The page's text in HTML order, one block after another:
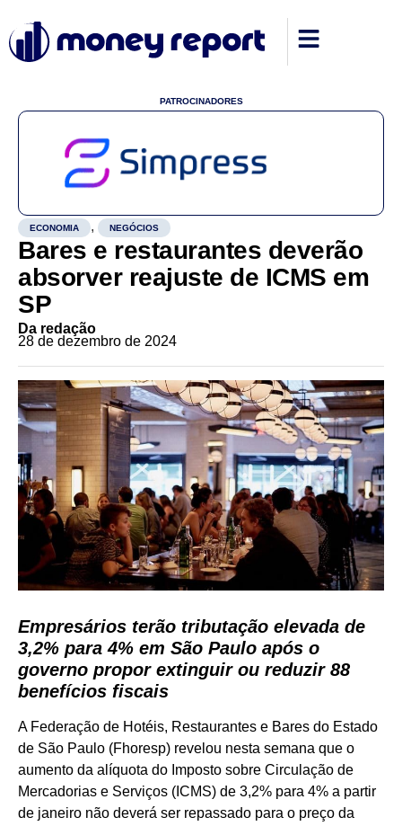
PATROCINADORES
ECONOMIA , NEGÓCIOS
Bares e restaurantes deverão
absorver reajuste de ICMS em
SP
Da redação
28 de dezembro de 2024
Empresários terão tributação elevada de
3,2% para 4% em São Paulo após o
governo propor extinguir ou reduzir 88
benefícios fiscais
A Federação de Hotéis, Restaurantes e Bares do Estado
de São Paulo (Fhoresp) revelou nesta semana que o
aumento da alíquota do Imposto sobre Circulação de
Mercadorias e Serviços (ICMS) de 3,2% para 4% a partir
de janeiro não deverá ser repassado para o preço da